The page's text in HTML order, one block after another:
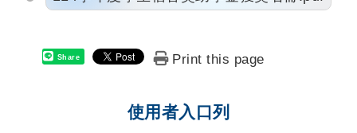
Share Print this page
使用者入口列